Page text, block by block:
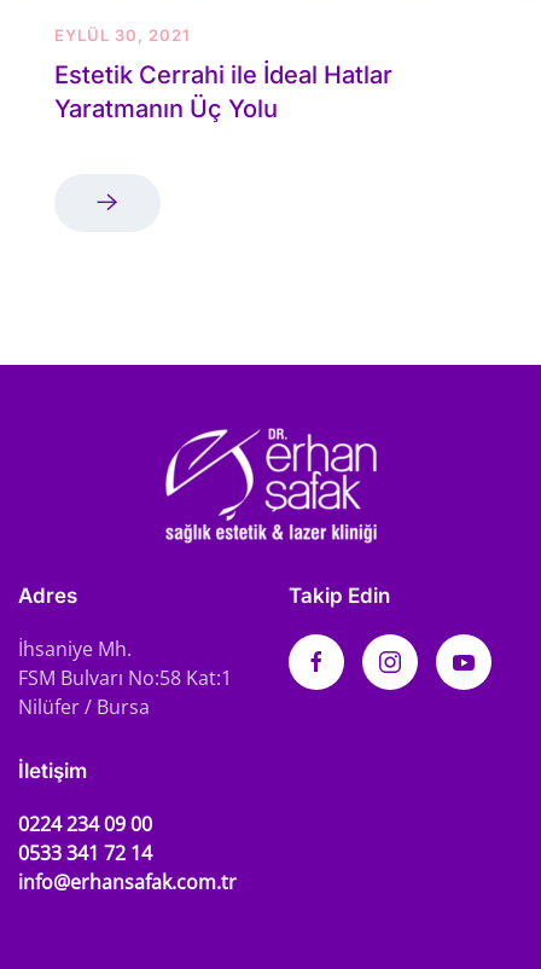
EYLÜL 30, 2021
Estetik Cerrahi ile İdeal Hatlar
Yaratmanın Üç Yolu
Adres
İhsaniye Mh.
FSM Bulvarı No:58 Kat:1
Nilüfer / Bursa
Takip Edin
İletişim
0224 234 09 00
0533 341 72 14
info@erhansafak.com.tr